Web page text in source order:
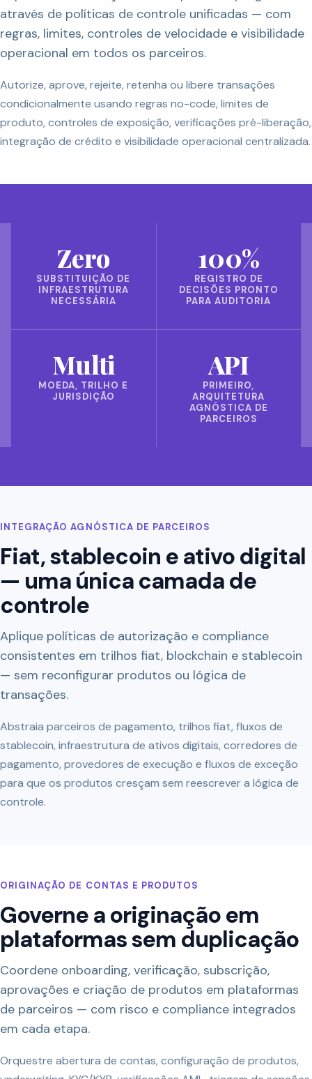
através de políticas de controle unificadas — com
regras, limites, controles de velocidade e visibilidade
operacional em todos os parceiros.
Autorize, aprove, rejeite, retenha ou libere transações
condicionalmente usando regras no-code, limites de
produto, controles de exposição, verificações pré-liberação,
integração de crédito e visibilidade operacional centralizada.
Zero
SUBSTITUIÇÃO DE
INFRAESTRUTURA
NECESSÁRIA
100%
REGISTRO DE
DECISÕES PRONTO
PARA AUDITORIA
Multi
MOEDA, TRILHO E
JURISDIÇÃO
API
PRIMEIRO,
ARQUITETURA
AGNÓSTICA DE
PARCEIROS
INTEGRAÇÃO AGNÓSTICA DE PARCEIROS
Fiat, stablecoin e ativo digital
— uma única camada de
controle
Aplique políticas de autorização e compliance
consistentes em trilhos fiat, blockchain e stablecoin
— sem reconfigurar produtos ou lógica de
transações.
Abstraia parceiros de pagamento, trilhos fiat, fluxos de
stablecoin, infraestrutura de ativos digitais, corredores de
pagamento, provedores de execução e fluxos de exceção
para que os produtos cresçam sem reescrever a lógica de
controle.
ORIGINAÇÃO DE CONTAS E PRODUTOS
Governe a originação em
plataformas sem duplicação
Coordene onboarding, verificação, subscrição,
aprovações e criação de produtos em plataformas
de parceiros — com risco e compliance integrados
em cada etapa.
Orquestre abertura de contas, configuração de produtos,